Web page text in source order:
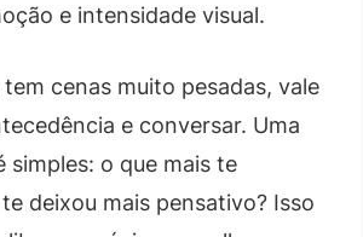
e intensidade visual.
cenas muito pesadas, vale
e conversar. Uma
simples: o que mais te
deixou mais pensativo? Isso